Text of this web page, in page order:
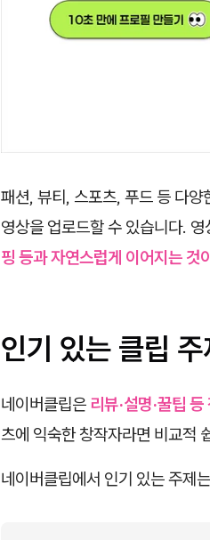
패션, 뷰티, 스포츠, 푸드 등 다양
영상을 업로드할 수 있습니다.
핑 등과 자연스럽게 이어지는 것
인기 있는 클립 주
네이버클립은 리뷰·설명·꿀팁
츠에 익숙한 창작자라면 비교적
네이버클립에서 인기 있는 주제